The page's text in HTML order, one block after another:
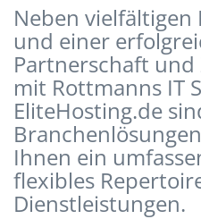
Neben
und einer
Partnerschaft
mit Rottmanns IT
EliteHosting.de
Ihnen ein
flexibles
Dienstleistungen.